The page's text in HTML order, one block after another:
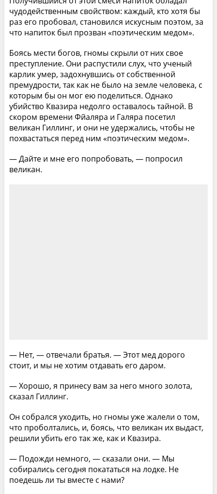
чудодейственным свойством: каждый, кто хотя бы
раз его пробовал, становился искусным поэтом, за
что напиток был прозван «поэтическим медом».
Боясь мести богов, гномы скрыли от них свое
преступление. Они распустили слух, что ученый
карлик умер, задохнувшись от собственной
премудрости, так как не было на земле человека, с
которым бы он мог ею поделиться. Однако
убийство Квазира недолго оставалось тайной. В
скором времени Фйаляра и Галяра посетил
великан Гиллинг, и они не удержались, чтобы не
похвастаться перед ним «поэтическим медом».
— Дайте и мне его попробовать, — попросил
великан.
— Нет, — отвечали братья. — Этот мед дорого
стоит, и мы не хотим отдавать его даром.
— Хорошо, я принесу вам за него много золота,
сказал Гиллинг.
Он собрался уходить, но гномы уже жалели о том,
что проболтались, и, боясь, что великан их выдаст,
решили убить его так же, как и Квазира.
— Подожди немного, — сказали они. — Мы
собирались сегодня покататься на лодке. Не
поедешь ли ты вместе с нами?